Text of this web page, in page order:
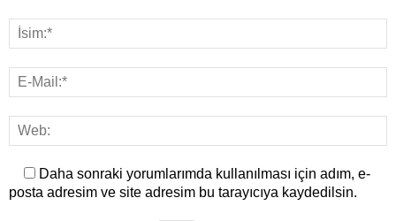
Daha sonraki yorumlarımda kullanılması için adım, e-
posta adresim ve site adresim bu tarayıcıya kaydedilsin.